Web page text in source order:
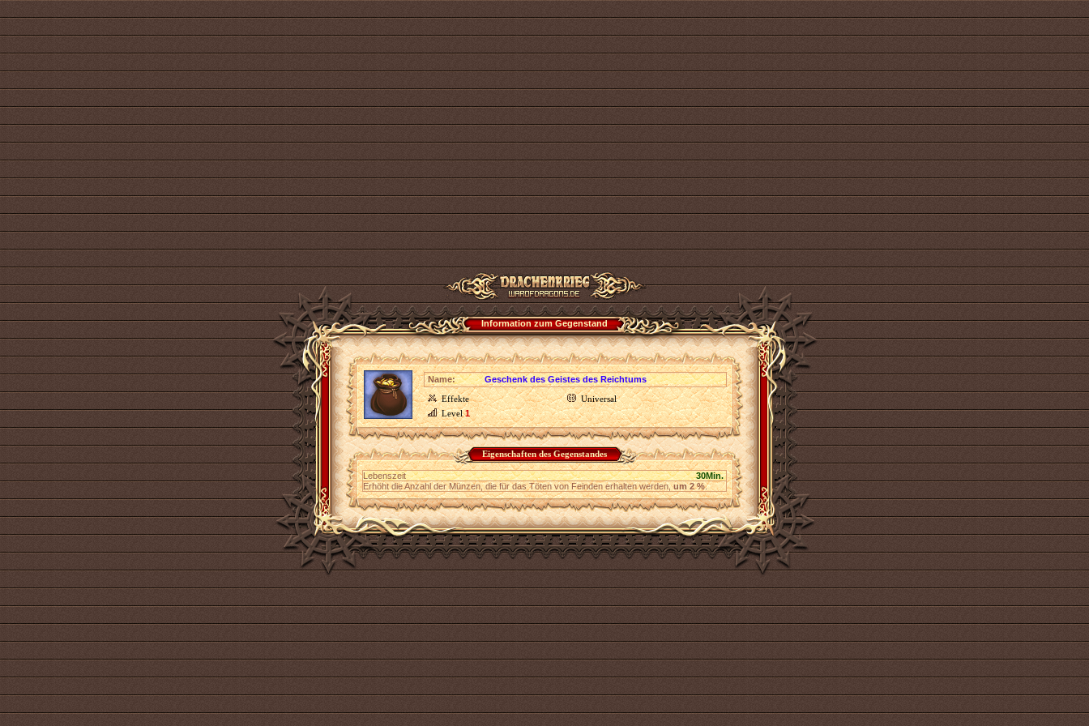
Information zum Gegenstand
Name:
Geschenk des Geistes des Reichtums
Effekte
Universal
Level1
Eigenschaften des Gegenstandes
Lebenszeit
30Min.
Erhöht die Anzahl der Münzen, die für das Töten von Feinden erhalten werden,um 2 %.